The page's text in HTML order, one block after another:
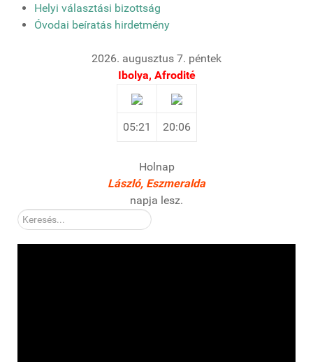
Helyi választási bizottság
Óvodai beíratás hirdetmény
2026. augusztus 7. péntek
Ibolya, Afrodité
05:21 20:06
Holnap
László, Eszmeralda
napja lesz.
Kereső: